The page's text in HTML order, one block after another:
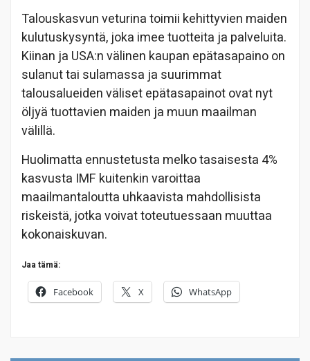
Talouskasvun veturina toimii kehittyvien maiden
kulutuskysyntä, joka imee tuotteita ja palveluita.
Kiinan ja USA:n välinen kaupan epätasapaino on
sulanut tai sulamassa ja suurimmat
talousalueiden väliset epätasapainot ovat nyt
öljyä tuottavien maiden ja muun maailman
välillä.
Huolimatta ennustetusta melko tasaisesta 4%
kasvusta IMF kuitenkin varoittaa
maailmantaloutta uhkaavista mahdollisista
riskeistä, jotka voivat toteutuessaan muuttaa
kokonaiskuvan.
Jaa tämä:
Facebook X WhatsApp